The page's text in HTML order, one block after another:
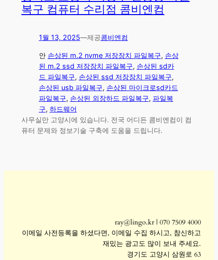
복구 컴퓨터 수리점 콤비엔컴
1월 13, 2025—제공콤비엔컴
안 손상된 m.2 nvme 저장장치 파일복구, 손상
된 m.2 ssd 저장장치 파일복구, 손상된 sd카
드 파일복구, 손상된 ssd 저장장치 파일복구
손상된 usb 파일복구, 손상된 마이크로sd카드
파일복구, 손상된 외장하드 파일복구, 파일복
구, 하드웨어
사무실만 고양시에 있습니다. 전국 어디든 콤비엔컴이 컴
퓨터 문제와 정보기술 구축에 도움을 드립니다.
ray@lingo.kr | 070 7509 4000
이메일 사전등록을 하셨다면, 이메일 수집 하시고, 참신하고
재밌는 광고도 많이 보내 주세요.
경기도 고양시 삼원로 63